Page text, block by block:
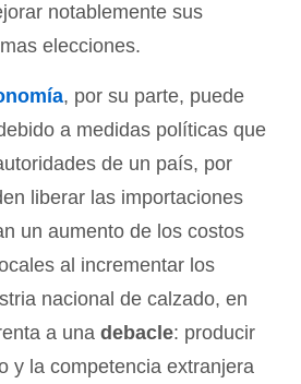
notablemente sus
elecciones.
, por su parte, puede
a medidas políticas que
de un país, por
liberar las importaciones
un aumento de los costos
al incrementar los
nacional de calzado, en
a una debacle: producir
y la competencia extranjera